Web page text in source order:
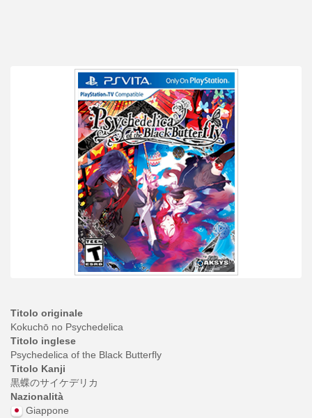
Titolo originale
Kokuchō no Psychedelica
Titolo inglese
Psychedelica of the Black Butterfly
Titolo Kanji
黒蝶のサイケデリカ
Nazionalità
Giappone